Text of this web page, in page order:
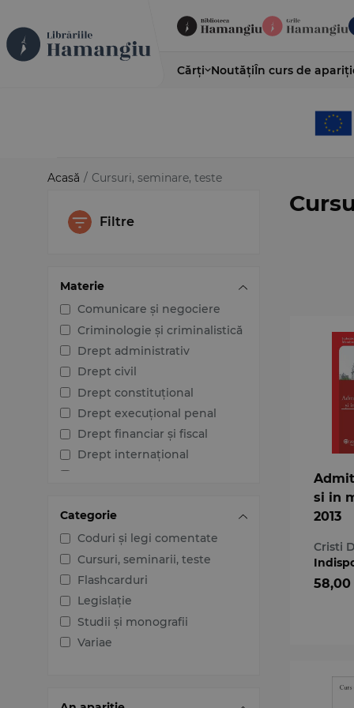
Cărți NoutățiÎn curs de
Acasă / Cursuri, seminare, teste
Filtre
Materie
Comunicare și negociere
Criminologie și criminalistică
Drept administrativ
Drept civil
Drept constituțional
Drept execuțional penal
Drept financiar și fiscal
Drept internațional
Drept procesual penal
Dreptul afacerilor
Dreptul familiei
Dreptul mediului
Dreptul muncii și securității
sociale
Dreptul noilor tehnologii
Categorie
Coduri și legi comentate
Cursuri, seminarii, teste
Flashcarduri
Legislație
Studii și monografii
Variae
si in
2013
Cristi
58,00